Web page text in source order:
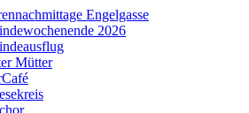
Engelgasse
2026
Mütter